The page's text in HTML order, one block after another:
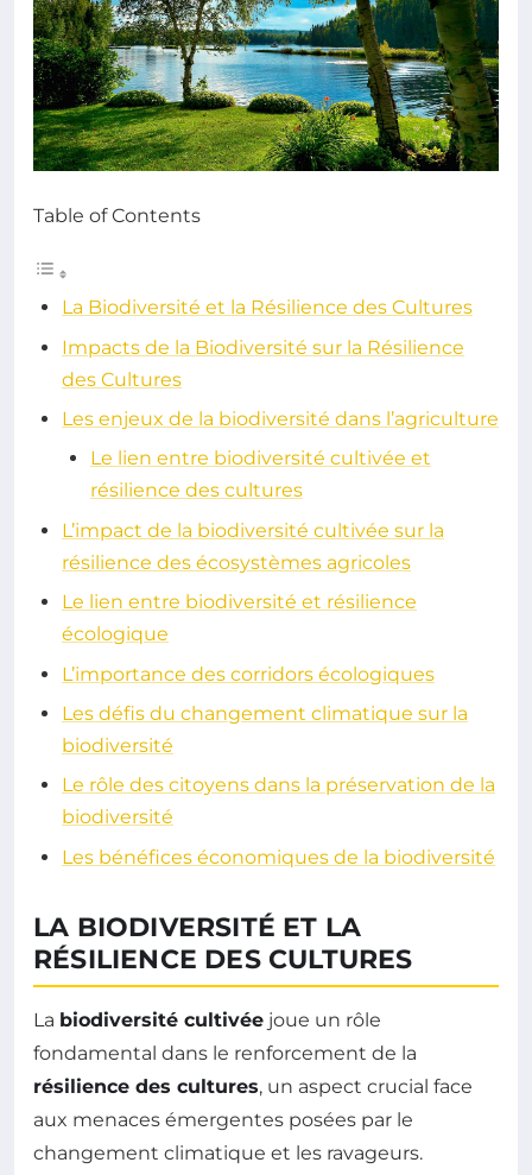
Table of Contents
La Biodiversité et la Résilience des Cultures
Impacts de la Biodiversité sur la Résilience
des Cultures
Les enjeux de la biodiversité dans l’agriculture
Le lien entre biodiversité cultivée et
résilience des cultures
L’impact de la biodiversité cultivée sur la
résilience des écosystèmes agricoles
Le lien entre biodiversité et résilience
écologique
L’importance des corridors écologiques
Les défis du changement climatique sur la
biodiversité
Le rôle des citoyens dans la préservation de la
biodiversité
Les bénéfices économiques de la biodiversité
LA BIODIVERSITÉ ET LA
RÉSILIENCE DES CULTURES
La biodiversité cultivée joue un rôle
fondamental dans le renforcement de la
résilience des cultures, un aspect crucial face
aux menaces émergentes posées par le
changement climatique et les ravageurs.